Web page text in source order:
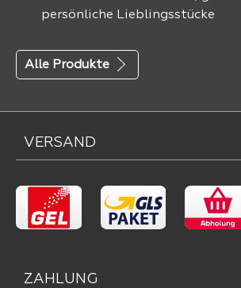
persönliche Lieblingsstücke
Alle Produkte
VERSAND
ZAHLUNG